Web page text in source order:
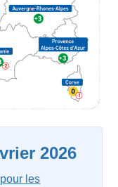
2026
les